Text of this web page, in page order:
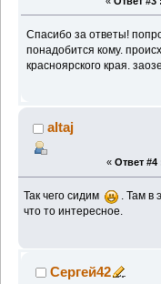
Спасибо за ответы!
понадобится кому.
красноярского края.
altaj
« Ответ #4
Так чего сидим
. Там в
что то интересное.
Сергей42